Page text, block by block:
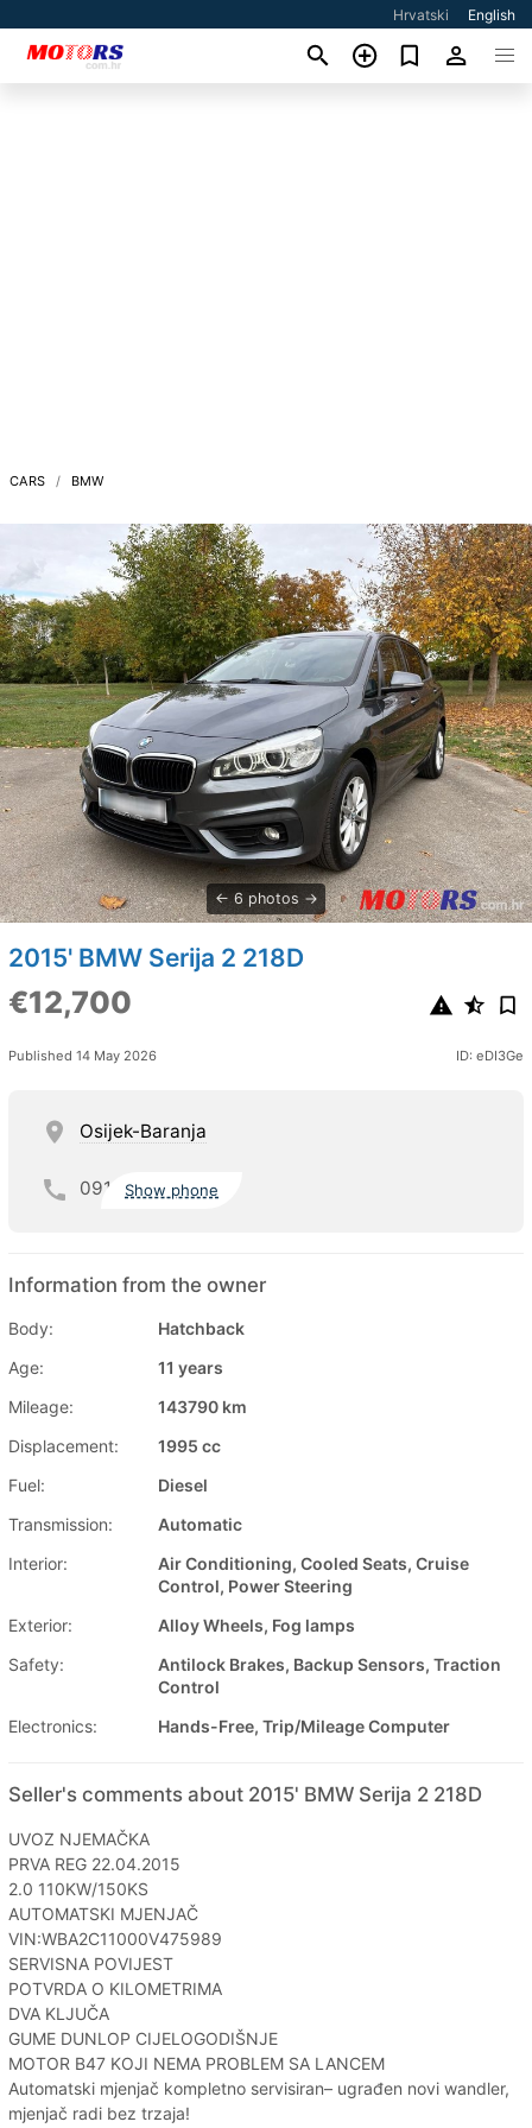
Hrvatski English
CARS BMW
6 photos
2015' BMW Serija 2 218D
€12,700
Published 14 May 2026 ID: eDI3Ge
Osijek-Baranja
091 Show phone
Information from the owner
Body:
Hatchback
Age:
11 years
Mileage:
143790 km
Displacement:
1995 cc
Fuel:
Diesel
Transmission:
Automatic
Interior:
Air Conditioning, Cooled Seats, Cruise
Control, Power Steering
Exterior:
Alloy Wheels, Fog lamps
Safety:
Antilock Brakes, Backup Sensors, Traction
Control
Electronics:
Hands-Free, Trip/Mileage Computer
Seller's comments about 2015' BMW Serija 2 218D
UVOZ NJEMAČKA
PRVA REG 22.04.2015
2.0 110KW/150KS
AUTOMATSKI MJENJAČ
VIN:WBA2C11000V475989
SERVISNA POVIJEST
POTVRDA O KILOMETRIMA
DVA KLJUČA
GUME DUNLOP CIJELOGODIŠNJE
MOTOR B47 KOJI NEMA PROBLEM SA LANCEM
Automatski mjenjač kompletno servisiran– ugrađen novi wandler,
mjenjač radi bez trzaja!